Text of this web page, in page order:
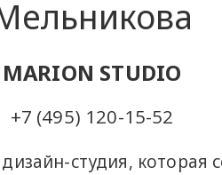
MARION STUDIO
+7 (495) 120-15-52
студия, которая